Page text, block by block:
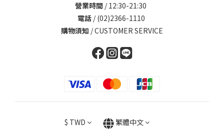
營業時間 / 12:30-21:30
電話 / (02)2366-1110
購物須知 /CUSTOMER SERVICE
$ TWD 繁體中文